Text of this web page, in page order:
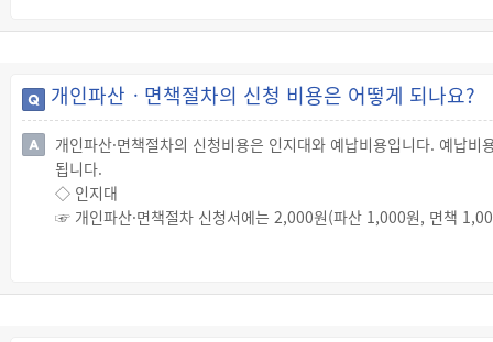
개인파산ㆍ면책절차의 신청 비용은 어떻게 되나요?
개인파산·면책절차의 신청비용은 인지대와 예납비용입니다. 예납
됩니다.
◇ 인지대
☞ 개인파산·면책절차 신청서에는 2,000원(파산 1,000원, 면책
☞ 면책절차 신청 시에 예납할 송달료는(송달료 10회) + (채권자수